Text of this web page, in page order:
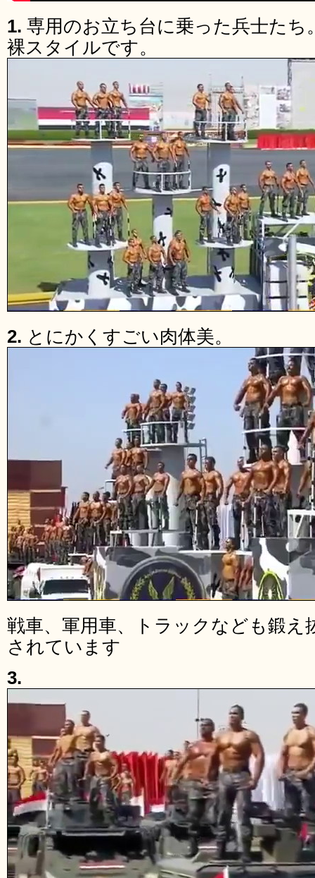
1. 専用のお立ち台に乗った兵士た
裸スタイルです。
2. とにかくすごい肉体美。
戦車、軍用車、トラックなども鍛え
されています
3.